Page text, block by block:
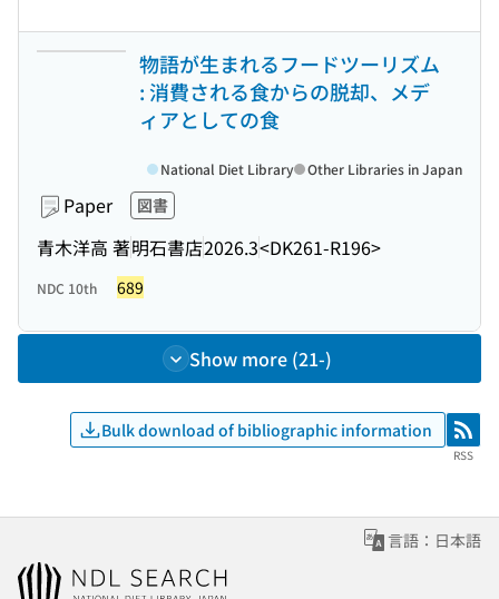
物語が生まれるフードツーリズム
: 消費される食からの脱却、メデ
ィアとしての食
Paper 図書
青木洋高 著明石書店2026.3<DK261-R196>
National Diet Library Other Libraries in Japan
NDC 10th 689
Show more (21-)
Bulk download of bibliographic information RSS
RSS
言語：日本語